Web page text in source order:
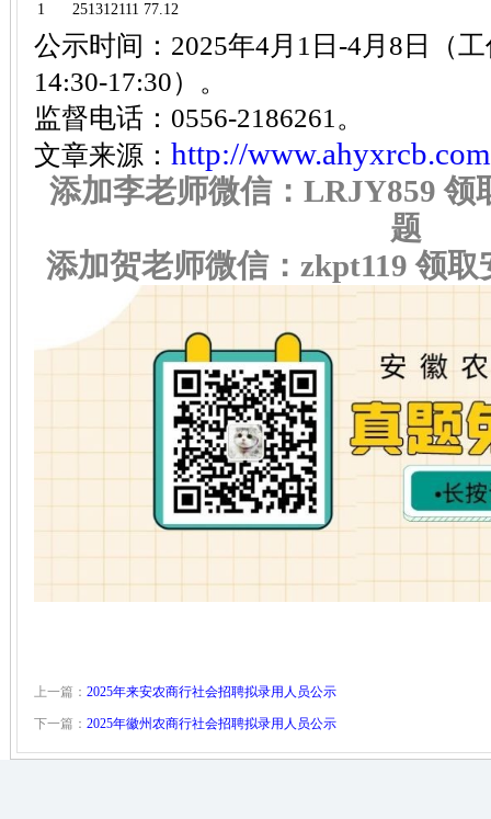
1 251312111 77.12
公示时间：2025年4月1日-4月8日（
14:30-17:30）。
监督电话：0556-2186261。
文章来源： http://
添加李老师微信：LRJY859 领
题
添加贺老师微信：zkpt119 领
上一篇： 2025年来安农商行社会招聘拟录用人员公示
下一篇： 2025年徽州农商行社会招聘拟录用人员公示